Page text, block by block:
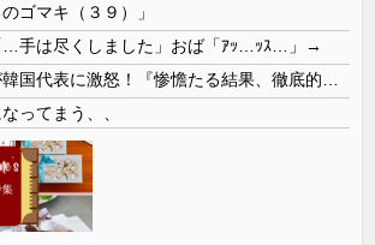
ゴマキ（３９）」
…手は尽くしました」おば「ｱｯ…ｯｽ…」→
ってまう、、